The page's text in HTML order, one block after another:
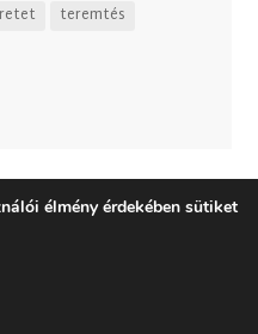
teremtés
élmény érdekében sütiket